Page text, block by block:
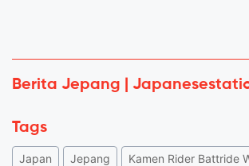
Berita Jepang |
Tags
Japan Jepang Kamen Rider Battride